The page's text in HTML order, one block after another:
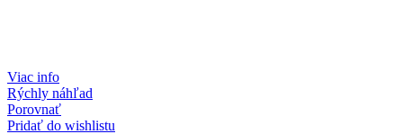
Viac info
Rýchly náhľad
Porovnať
Pridať do wishlistu